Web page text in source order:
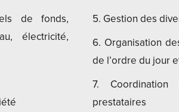
de fonds,
électricité,
5. Gestion des
6. Organisation
de l’ordre du jour
7.
prestataires